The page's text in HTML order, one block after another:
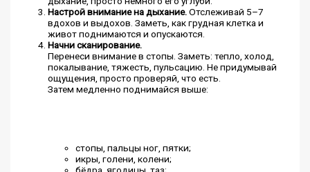
Настрой внимание на дыхание.Отслеживай 5–7
вдохов и выдохов. Заметь, как грудная клетка и
живот поднимаются и опускаются.
Начни сканирование.
Перенеси внимание в стопы. Заметь: тепло, холод,
покалывание, тяжесть, пульсацию. Не придумывай
ощущения, просто проверяй, что есть.
Затем медленно поднимайся выше:
стопы, пальцы ног, пятки;
икры, голени, колени;
бёдра, ягодицы, таз;